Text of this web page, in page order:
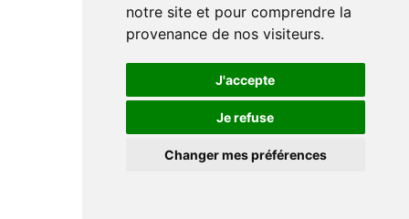
notre site et pour comprendre la
provenance de nos visiteurs.
J'accepte
Je refuse
Changer mes préférences